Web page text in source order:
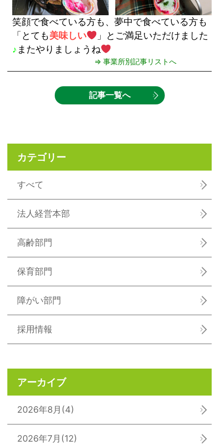
笑顔で食べている方も、夢中で食べている方も
「とても美味しい
」とご満足いただけました
♪ またやりましょうね
⇒ 事業所別記事リストへ
記事一覧へ
カテゴリー
すべて
法人経営本部
高齢部門
保育部門
障がい部門
採用情報
アーカイブ
2026年8月 (4)
2026年7月 (12)